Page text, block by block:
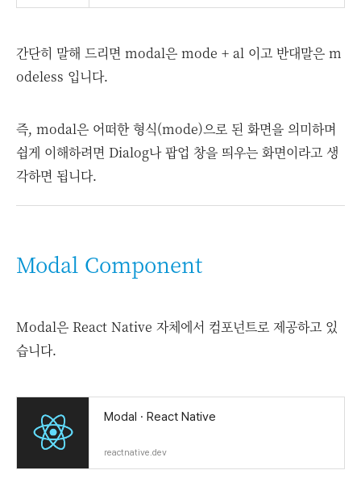
간단히 말해 드리면 modal은 mode + al 이고 반대말은 m
odeless 입니다.
즉, modal은 어떠한 형식(mode)으로 된 화면을 의미하며
쉽게 이해하려면 Dialog나 팝업 창을 띄우는 화면이라고 생
각하면 됩니다.
Modal Component
Modal은 React Native 자체에서 컴포넌트로 제공하고 있
습니다.
Modal · React Native
reactnative.dev